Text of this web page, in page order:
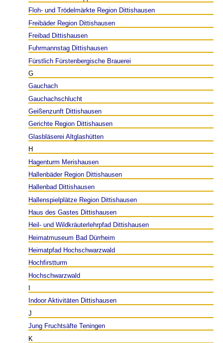
Floh- und Trödelmärkte Region Dittishausen
Freibäder Region Dittishausen
Freibad Dittishausen
Fuhrmannstag Dittishausen
Fürstlich Fürstenbergische Brauerei
G
Gauchach
Gauchachschlucht
Geißenzunft Dittishausen
Gerichte Region Dittishausen
Glasbläserei Altglashütten
H
Hagenturm Merishausen
Hallenbäder Region Dittishausen
Hallenbad Dittishausen
Hallenspielplätze Region Dittishausen
Haus des Gastes Dittishausen
Heil- und Wildkräuterlehrpfad Dittishausen
Heimatmuseum Bad Dürrheim
Heimatpfad Hochschwarzwald
Hochfirstturm
Hochschwarzwald
Indoor Aktivitäten Dittishausen
J
Jung Fruchtsäfte Teningen
K